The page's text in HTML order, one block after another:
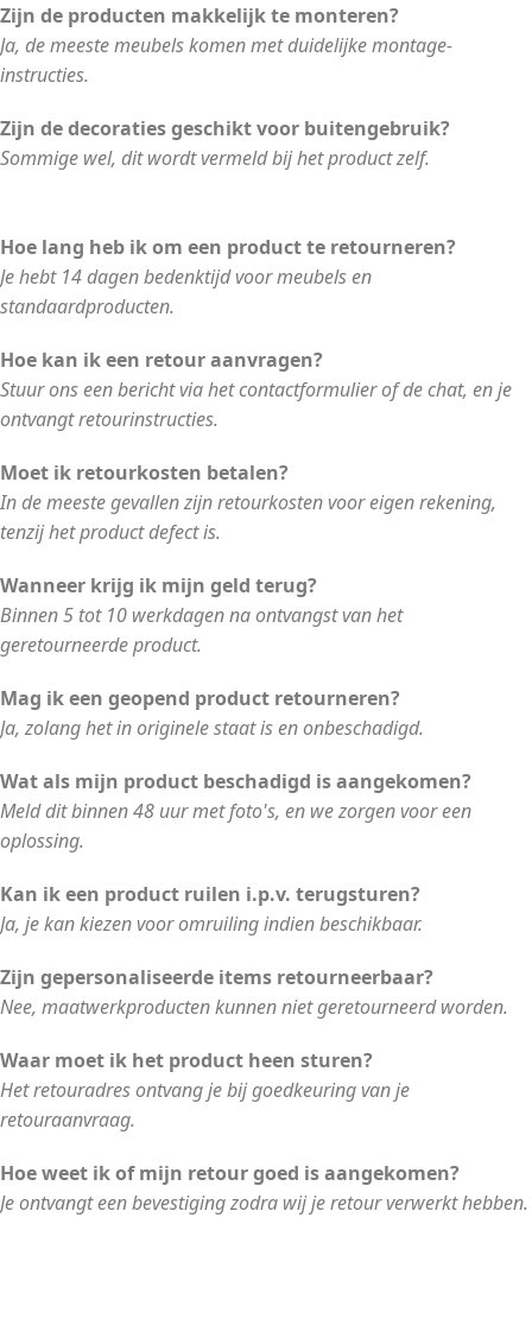
Zijn de producten makkelijk te monteren?
Ja, de meeste meubels komen met duidelijke montage-
instructies.
Zijn de decoraties geschikt voor buitengebruik?
Sommige wel, dit wordt vermeld bij het product zelf.
Hoe lang heb ik om een product te retourneren?
Je hebt 14 dagen bedenktijd voor meubels en
standaardproducten.
Hoe kan ik een retour aanvragen?
Stuur ons een bericht via het contactformulier of de chat, en je
ontvangt retourinstructies.
Moet ik retourkosten betalen?
In de meeste gevallen zijn retourkosten voor eigen rekening,
tenzij het product defect is.
Wanneer krijg ik mijn geld terug?
Binnen 5 tot 10 werkdagen na ontvangst van het
geretourneerde product.
Mag ik een geopend product retourneren?
Ja, zolang het in originele staat is en onbeschadigd.
Wat als mijn product beschadigd is aangekomen?
Meld dit binnen 48 uur met foto's, en we zorgen voor een
oplossing.
Kan ik een product ruilen i.p.v. terugsturen?
Ja, je kan kiezen voor omruiling indien beschikbaar.
Zijn gepersonaliseerde items retourneerbaar?
Nee, maatwerkproducten kunnen niet geretourneerd worden.
Waar moet ik het product heen sturen?
Het retouradres ontvang je bij goedkeuring van je
retouraanvraag.
Hoe weet ik of mijn retour goed is aangekomen?
Je ontvangt een bevestiging zodra wij je retour verwerkt hebben.